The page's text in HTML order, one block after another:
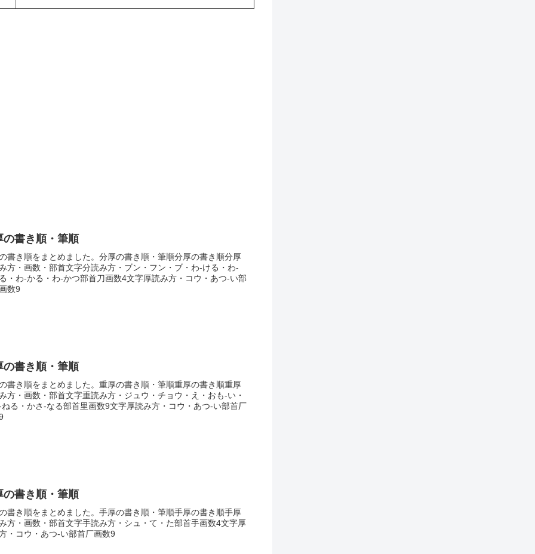
の書き順・筆順
書き順をまとめました。分厚の書き順・筆順分厚の書き順分厚
方・画数・部首文字分読み方・ブン・フン・ブ・わ-ける・わ-
・わ-かる・わ-かつ部首刀画数4文字厚読み方・コウ・あつ-い部
数9
の書き順・筆順
書き順をまとめました。重厚の書き順・筆順重厚の書き順重厚
方・画数・部首文字重読み方・ジュウ・チョウ・え・おも-い・
ねる・かさ-なる部首里画数9文字厚読み方・コウ・あつ-い部首厂
の書き順・筆順
書き順をまとめました。手厚の書き順・筆順手厚の書き順手厚
方・画数・部首文字手読み方・シュ・て・た部首手画数4文字厚
・コウ・あつ-い部首厂画数9